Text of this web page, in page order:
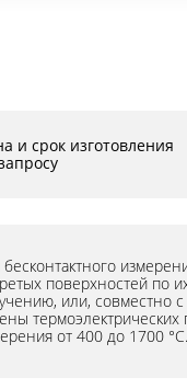
и срок изготовления
бесконтактного
поверхностей по
или, совместно
от 400 до 1700 °С.